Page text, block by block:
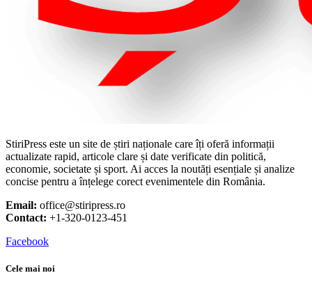
StiriPress este un site de știri naționale care îți oferă informații
actualizate rapid, articole clare și date verificate din politică,
economie, societate și sport. Ai acces la noutăți esențiale și analize
concise pentru a înțelege corect evenimentele din România.
Email: office@stiripress.ro
Contact: +1-320-0123-451
Facebook
Cele mai noi